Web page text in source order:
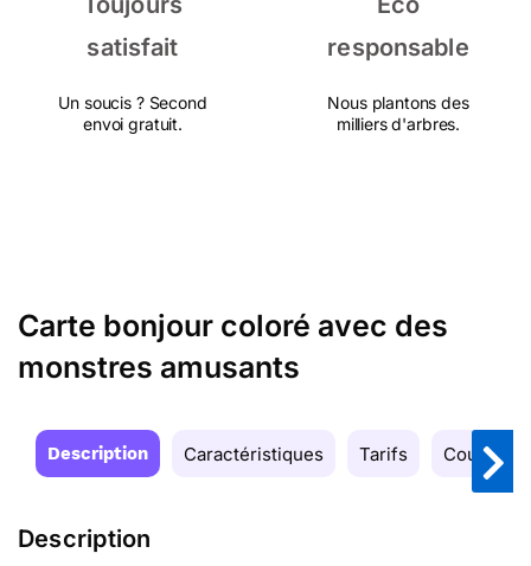
satisfait
Un soucis ? Second
envoi gratuit.
responsable
Nous plantons des
milliers d'arbres.
Carte bonjour coloré avec des
monstres amusants
Description Caractéristiques Tarifs Couleurs
Description